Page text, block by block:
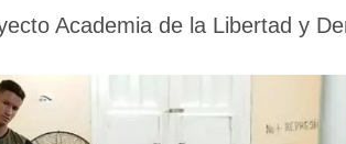
Academia de la Libertad y